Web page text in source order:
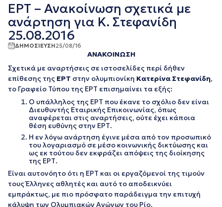
ΕΡΤ – Ανακοίνωση σχετικά με
ανάρτηση για Κ. Στεφανίδη
25.08.2016
ΔΗΜΟΣΙΕΥΣΗ25/08/16
ΑΝΑΚΟΙΝΩΣΗ
Σχετικά με αναρτήσεις σε ιστοσελίδες περί δήθεν
επίθεσης της ΕΡΤ στην ολυμπιονίκη Κατερίνα Στεφανίδη,
το Γραφείο Τύπου της ΕΡΤ επισημαίνει τα εξής:
Ο υπάλληλος της ΕΡΤ που έκανε το σχόλιο δεν είναι
Διευθυντής Εταιρικής Επικοινωνίας, όπως
αναφέρεται στις αναρτήσεις, ούτε έχει κάποια
θέση ευθύνης στην ΕΡΤ.
Η εν λόγω ανάρτηση έγινε μέσα από τον προσωπικό
του λογαριασμό σε μέσο κοινωνικής δικτύωσης και
ως εκ τούτου δεν εκφράζει απόψεις της διοίκησης
της ΕΡΤ.
Είναι αυτονόητο ότι η ΕΡΤ και οι εργαζόμενοί της τιμούν
τους Έλληνες αθλητές και αυτό το αποδεικνύει
εμπράκτως, με πιο πρόσφατο παράδειγμα την επιτυχή
κάλυψη των Ολυμπιακών Αγώνων του Ρίο.